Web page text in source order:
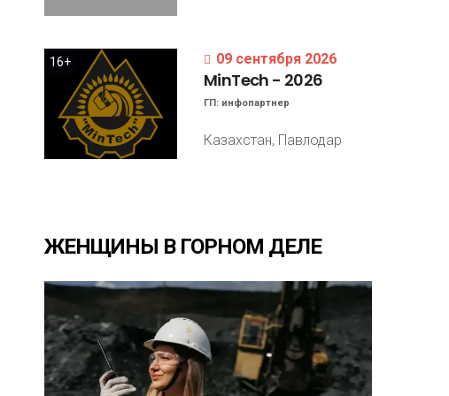
16+ 09 сентября 2026
MinTech - 2026
ГП: инфопартнер
Казахстан, Павлодар
ЖЕНЩИНЫ В ГОРНОМ ДЕЛЕ